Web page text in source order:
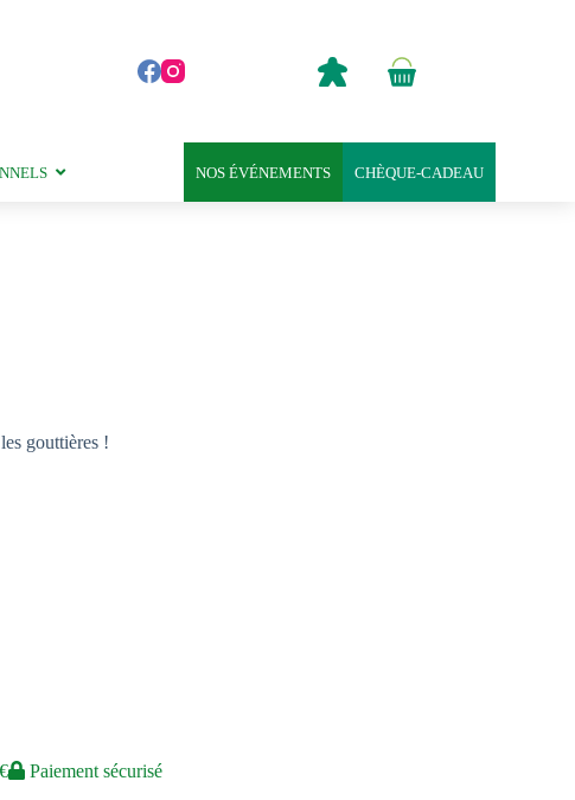
Panier
0,00
CHÈQUE-CADEAU
NOS ÉVÉNEMENTS
gouttières !
Paiement sécurisé